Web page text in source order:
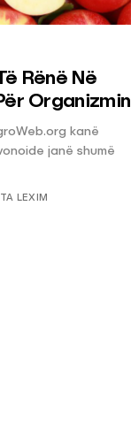
Rënë Në
Organizmin
kanë
janë shumë
LEXIM